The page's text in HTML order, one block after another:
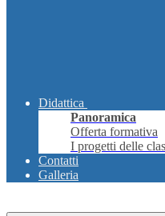
Didattica
Panoramica
Offerta formativa
I progetti delle
Contatti
Galleria